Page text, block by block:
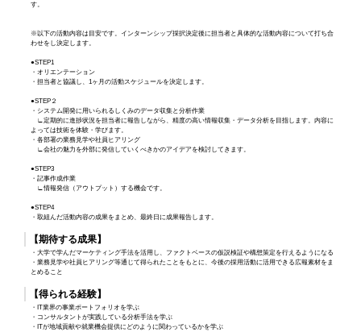
す。
※以下の活動内容は目安です。インターンシップ採択決定後に担当者と具体的な活動内容について打ち合
わせをし決定します。
●STEP1
・オリエンテーション
・担当者と協議し、1ヶ月の活動スケジュールを決定します。
●STEP２
・システム開発に用いられるしくみのデータ収集と分析作業
∟定期的に進捗状況を担当者に報告しながら、精度の高い情報収集・データ分析を目指します。内容に
よっては技術を体験・学びます。
・各部署の業務見学や社員ヒアリング
∟会社の魅力を外部に発信していくべきかのアイデアを検討してきます。
●STEP3
・記事作成作業
∟情報発信（アウトプット）する機会です。
●STEP4
・取組んだ活動内容の成果をまとめ、最終日に成果報告します。
【期待する成果】
・大学で学んだマーケティング手法を活用し、ファクトベースの仮説検証や構想策定を行えるようになる
・業務見学や社員ヒアリング等通じて得られたことをもとに、今後の採用活動に活用できる広報素材をま
とめること
【得られる経験】
・IT業界の事業ポートフォリオを学ぶ
・コンサルタントが実践している分析手法を学ぶ
・ITが地域貢献や就業機会提供にどのように関わっているかを学ぶ